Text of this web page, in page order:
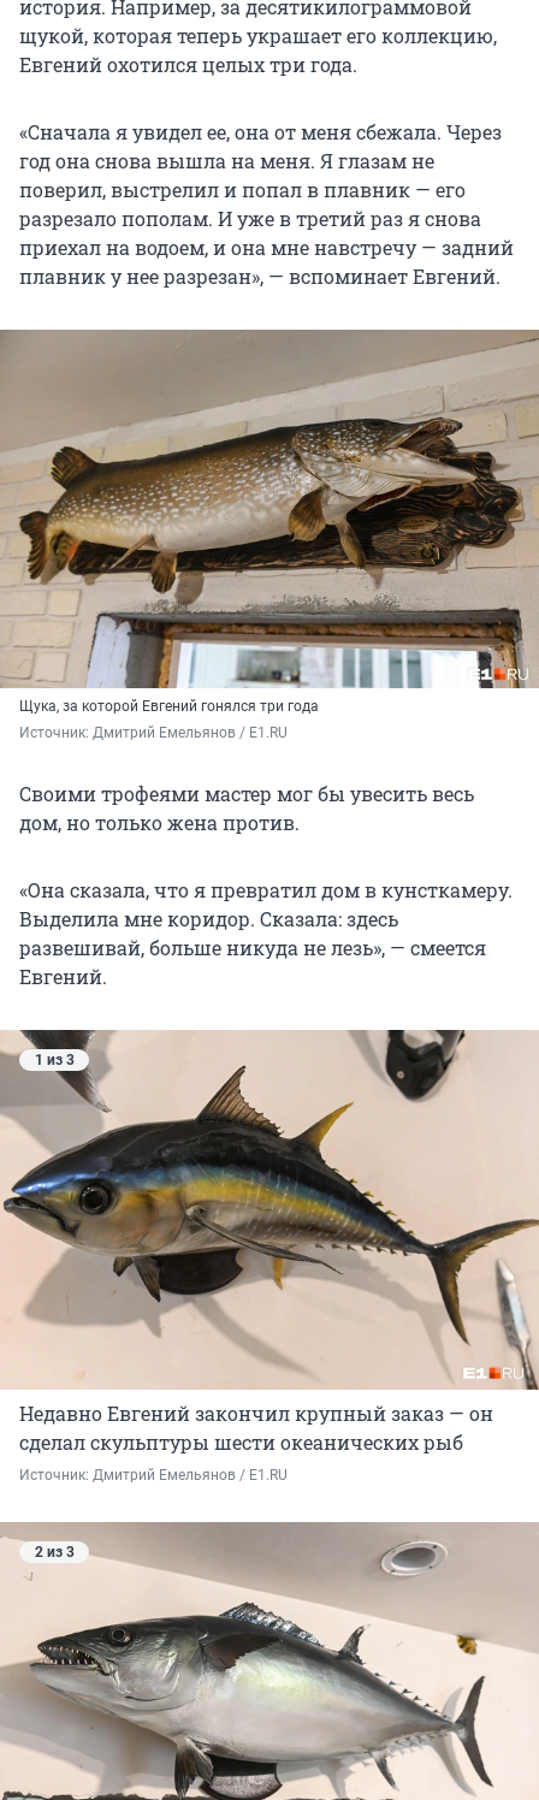
история. Например, за десятикилограммовой
щукой, которая теперь украшает его коллекцию,
Евгений охотился целых три года.
«Сначала я увидел ее, она от меня сбежала. Через
год она снова вышла на меня. Я глазам не
поверил, выстрелил и попал в плавник — его
разрезало пополам. И уже в третий раз я снова
приехал на водоем, и она мне навстречу — задний
плавник у нее разрезан», — вспоминает Евгений.
Щука, за которой Евгений гонялся три года
Источник: Дмитрий Емельянов / E1.RU
Своими трофеями мастер мог бы увесить весь
дом, но только жена против.
«Она сказала, что я превратил дом в кунсткамеру.
Выделила мне коридор. Сказала: здесь
развешивай, больше никуда не лезь», — смеется
Евгений.
1 из 3
Недавно Евгений закончил крупный заказ — он
сделал скульптуры шести океанических рыб
Источник: Дмитрий Емельянов / E1.RU
2 из 3